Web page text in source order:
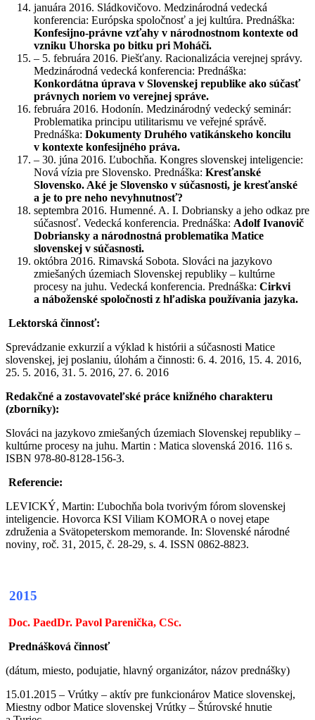
januára 2016. Sládkovičovo. Medzinárodná vedecká
konferencia: Európska spoločnosť a jej kultúra. Prednáška:
Konfesijno-právne vzťahy v národnostnom kontexte od
vzniku Uhorska po bitku pri Moháči.
– 5. februára 2016. Piešťany. Racionalizácia verejnej správy.
Medzinárodná vedecká konferencia: Prednáška:
Konkordátna úprava v Slovenskej republike ako súčasť
právnych noriem vo verejnej správe.
februára 2016. Hodonín. Medzinárodný vedecký seminár:
Problematika principu utilitarismu ve veřejné správě.
Prednáška: Dokumenty Druhého vatikánskeho koncilu
v kontexte konfesijného práva.
– 30. júna 2016. Ľubochňa. Kongres slovenskej inteligencie:
Nová vízia pre Slovensko. Prednáška: Kresťanské
Slovensko. Aké je Slovensko v súčasnosti, je kresťanské
a je to pre neho nevyhnutnosť?
septembra 2016. Humenné. A. I. Dobriansky a jeho odkaz pre
súčasnosť. Vedecká konferencia. Prednáška: Adolf Ivanovič
Dobriansky a národnostná problematika Matice
slovenskej v súčasnosti.
októbra 2016. Rimavská Sobota. Slováci na jazykovo
zmiešaných územiach Slovenskej republiky – kultúrne
procesy na juhu. Vedecká konferencia. Prednáška: Cirkvi
a náboženské spoločnosti z hľadiska používania jazyka.
Lektorská činnosť:
Sprevádzanie exkurzií a výklad k histórii a súčasnosti Matice
slovenskej, jej poslaniu, úlohám a činnosti: 6. 4. 2016, 15. 4. 2016,
25. 5. 2016, 31. 5. 2016, 27. 6. 2016
Redakčné a zostavovateľské práce knižného charakteru
(zborníky):
Slováci na jazykovo zmiešaných územiach Slovenskej republiky –
kultúrne procesy na juhu. Martin : Matica slovenská 2016. 116 s.
ISBN 978-80-8128-156-3.
Referencie:
LEVICKÝ, Martin: Ľubochňa bola tvorivým fórom slovenskej
inteligencie. Hovorca KSI Viliam KOMORA o novej etape
združenia a Svätopeterskom memorande. In: Slovenské národné
noviny roč. 31, 2015, č. 28-29, s. 4. ISSN 0862-8823.
2015
Doc. PaedDr. Pavol Parenička, CSc.
Prednášková činnosť
(dátum, miesto, podujatie, hlavný organizátor, názov prednášky)
15.01.2015 – Vrútky – aktív pre funkcionárov Matice slovenskej,
Miestny odbor Matice slovenskej Vrútky – Štúrovské hnutie